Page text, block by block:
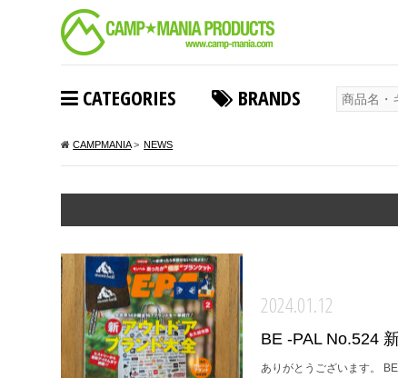
CATEGORIES BRANDS
CAMPMANIA> NEWS
2024.01.12
BE -PAL No.524
ありがとうございます。